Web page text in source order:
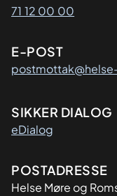
71 12 00 00
E-POST
SIKKER DIALOG
eDialog
Adresse
POSTADRESSE
Helse Møre og